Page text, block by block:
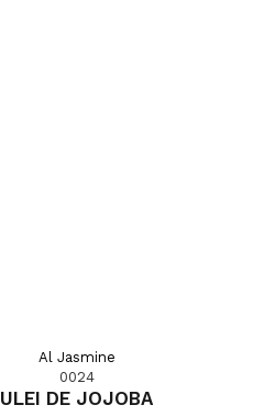
Al Jasmine
0024
ULEI DE JOJOBA